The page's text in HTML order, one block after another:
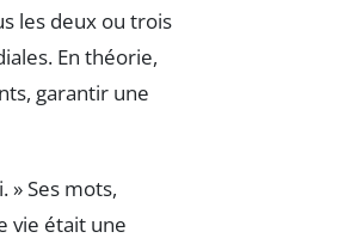
les deux ou trois
En théorie,
garantir une
Ses mots,
vie était une